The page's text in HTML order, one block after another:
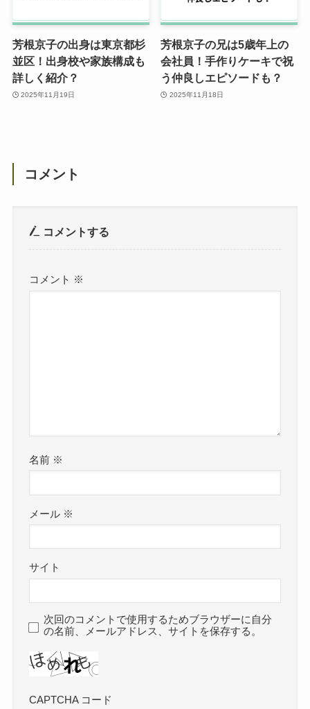
芳根京子の出身は東京都杉
並区！出身校や家族構成も
詳しく紹介？
2025年11月19日
芳根京子の兄は5歳年上の
会社員！手作りケーキで祝
う仲良しエピソードも？
2025年11月18日
コメント
コメントする
コメント ※
名前 ※
メール ※
サイト
次回のコメントで使用するためブラウザーに自分
の名前、メールアドレス、サイトを保存する。
CAPTCHA コード